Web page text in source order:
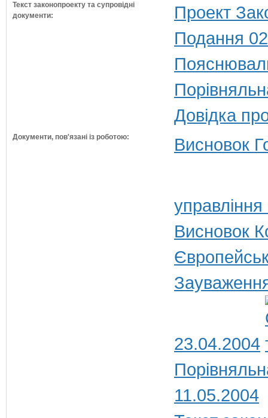
Текст законопроекту та супровідні
документи:
Проект
Подання
Довідка
Документи, пов'язані із роботою: Висновок
Висновок
23.04.2004
11.05.2004